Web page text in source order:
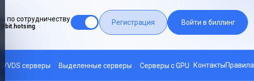
по сотрудничеству Регистрация Войти в биллинг
VDS серверы Выделенные серверы Серверы с GPU КонтактыПравила